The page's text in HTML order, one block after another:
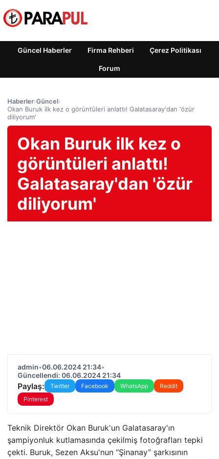
Güncel Haberler Firma Rehberi Çerez Politikası
Forum
Haberler›Güncel›
Okan Buruk ilk kez o görüntüleri anlattı! Galatasaray'dan 'özür
diliyorum'
Okan Buruk ilk kez o
görüntüleri anlattı!
Galatasaray'dan 'özür
diliyorum'
admin•06.06.2024 21:34•
Güncellendi: 06.06.2024 21:34
Paylaş: Twitter Facebook WhatsApp
Reddit
Pinterest
Teknik Direktör Okan Buruk'un Galatasaray'ın
şampiyonluk kutlamasında çekilmiş fotoğrafları tepki
çekti. Buruk, Sezen Aksu'nun “Şinanay” şarkısının